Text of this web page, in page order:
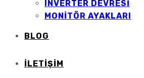
INVERTER DEVRESİ
MONİTÖR AYAKLARI
BLOG
İLETIŞIM